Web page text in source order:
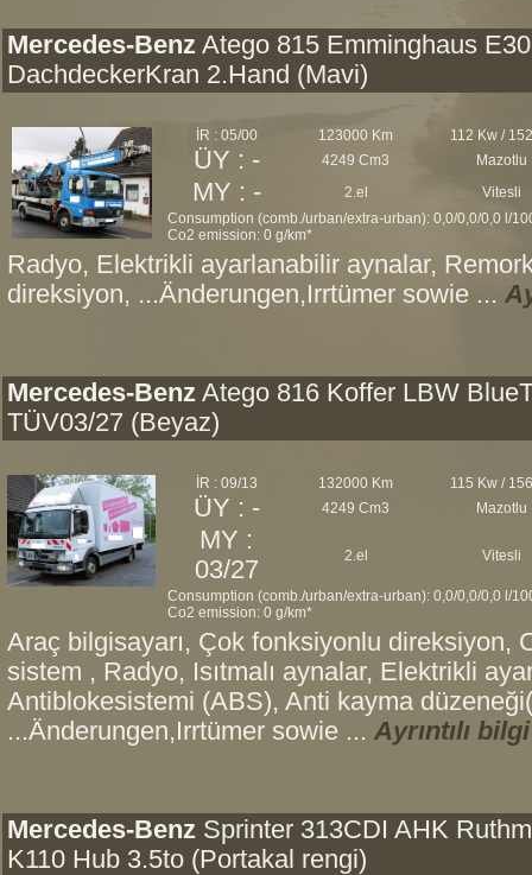
Mercedes-Benz Atego 815 Emminghaus E30
DachdeckerKran 2.Hand (Mavi)
İR : 05/00 123000 Km 112 Kw /
ÜY : - 4249 Cm3 Mazotlu
MY : - 2.el
Vitesli
Consumption (comb./urban/extra-urban): 0,0/0,0/0,0 l/
Co2 emission: 0 g/km*
Radyo, Elektrikli ayarlanabilir aynalar,
direksiyon, ...Änderungen,Irrtümer sowie ...
Mercedes-Benz Atego 816 Koffer LBW
TÜV03/27 (Beyaz)
İR : 09/13 132000 Km 115 Kw /
ÜY : - 4249 Cm3 Mazotlu
MY :
03/27
2.el Vitesli
Consumption (comb./urban/extra-urban): 0,0/0,0/0,0 l/
Co2 emission: 0 g/km*
Araç bilgisayarı, Çok fonksiyonlu direksiyon,
sistem , Radyo, Isıtmalı aynalar, Elektrikli
Antiblokesistemi (ABS), Anti kayma
...Änderungen,Irrtümer sowie ... Ayrıntılı bilgi
Mercedes-Benz Sprinter 313CDI AHK
K110 Hub 3.5to (Portakal rengi)